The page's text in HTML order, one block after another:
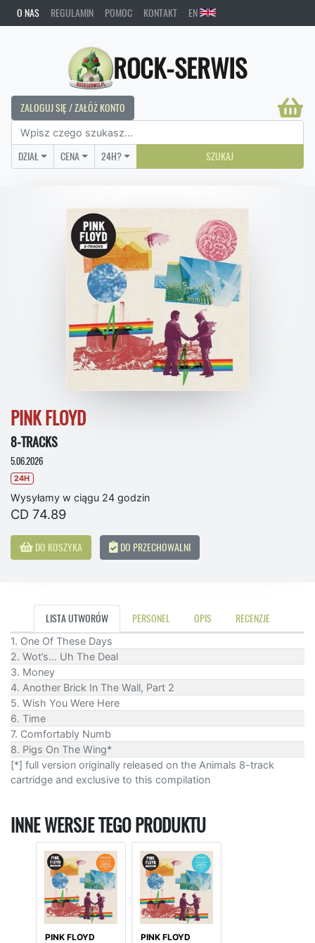
O NAS REGULAMIN POMOC KONTAKT EN
ROCK-SERWIS
ZALOGUJ SIĘ / ZAŁÓŻ KONTO
DZIAŁ CENA 24H? SZUKAJ
PINK FLOYD
8-TRACKS
5.06.2026
24H
Wysyłamy w ciągu 24 godzin
CD 74.89
DO KOSZYKA DO PRZECHOWALNI
LISTA UTWORÓW PERSONEL OPIS RECENZJE
1. One Of These Days
2. Wot’s... Uh The Deal
3. Money
4. Another Brick In The Wall, Part 2
5. Wish You Were Here
6. Time
7. Comfortably Numb
8. Pigs On The Wing*
[*] full version originally released on the Animals 8-track
cartridge and exclusive to this compilation
INNE WERSJE TEGO PRODUKTU
PINK FLOYD
PINK FLOYD